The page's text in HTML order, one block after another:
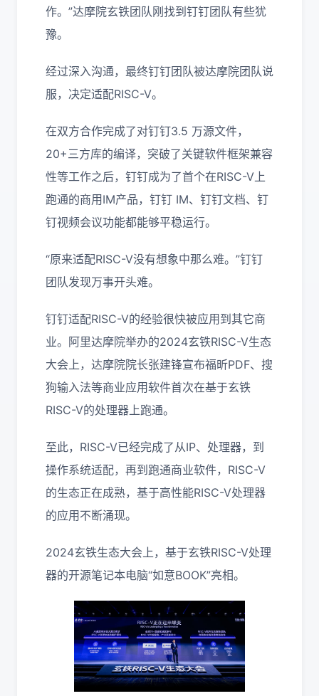
作。”达摩院玄铁团队刚找到钉钉团队有些犹
豫。
经过深入沟通，最终钉钉团队被达摩院团队说
服，决定适配RISC-V。
在双方合作完成了对钉钉3.5 万源文件，
20+三方库的编译，突破了关键软件框架兼容
性等工作之后，钉钉成为了首个在RISC-V上
跑通的商用IM产品，钉钉 IM、钉钉文档、钉
钉视频会议功能都能够平稳运行。
“原来适配RISC-V没有想象中那么难。”钉钉
团队发现万事开头难。
钉钉适配RISC-V的经验很快被应用到其它商
业。阿里达摩院举办的2024玄铁RISC-V生态
大会上，达摩院院长张建锋宣布福昕PDF、搜
狗输入法等商业应用软件首次在基于玄铁
RISC-V的处理器上跑通。
至此，RISC-V已经完成了从IP、处理器，到
操作系统适配，再到跑通商业软件，RISC-V
的生态正在成熟，基于高性能RISC-V处理器
的应用不断涌现。
2024玄铁生态大会上，基于玄铁RISC-V处理
器的开源笔记本电脑“如意BOOK”亮相。